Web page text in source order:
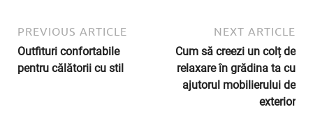
PREVIOUS ARTICLE
Outfituri confortabile
pentru călătorii cu stil
NEXT ARTICLE
Cum să creezi un colț de
relaxare în grădina ta cu
ajutorul mobilierului de
exterior